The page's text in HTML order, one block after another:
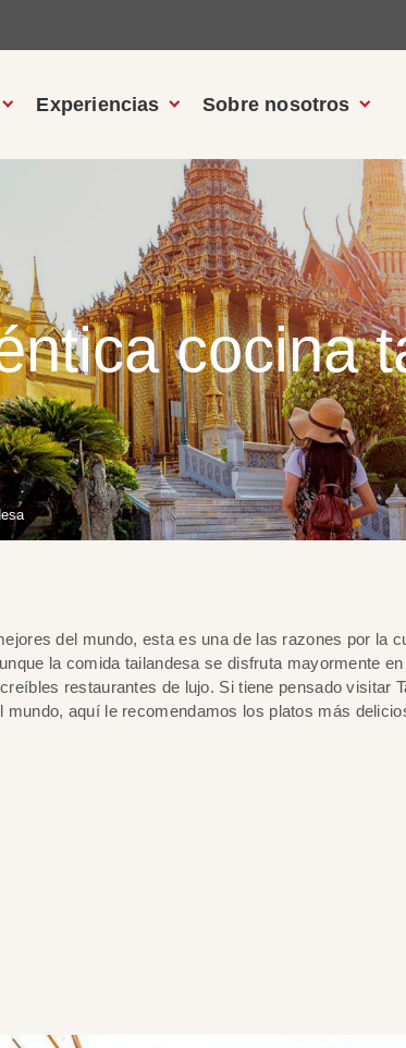
Experiencias Sobre nosotros
cocina
del mundo, esta es una de las razones por la
la comida tailandesa se disfruta mayormente en
restaurantes de lujo. Si tiene pensado visitar
aquí le recomendamos los platos más